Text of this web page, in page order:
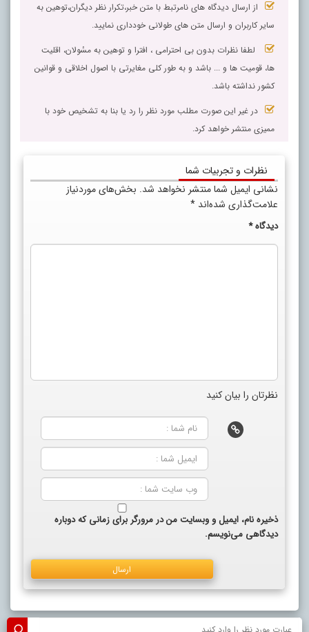
از ارسال دیدگاه های نامرتبط با متن خبر،تکرار نظر دیگران،توهین به
سایر کاربران و ارسال متن های طولانی خودداری نمایید.
لطفا نظرات بدون بی احترامی ، افترا و توهین به مسٔولان، اقلیت
ها، قومیت ها و ... باشد و به طور کلی مغایرتی با اصول اخلاقی و قوانین
کشور نداشته باشد.
در غیر این صورت مطلب مورد نظر را رد یا بنا به تشخیص خود با
ممیزی منتشر خواهد کرد.
نظرات و تجربیات شما
نشانی ایمیل شما منتشر نخواهد شد. بخش‌های موردنیاز
علامت‌گذاری شده‌اند *
دیدگاه*
نظرتان را بیان کنید
ذخیره نام، ایمیل و وبسایت من در مرورگر برای زمانی که دوباره
دیدگاهی می‌نویسم.